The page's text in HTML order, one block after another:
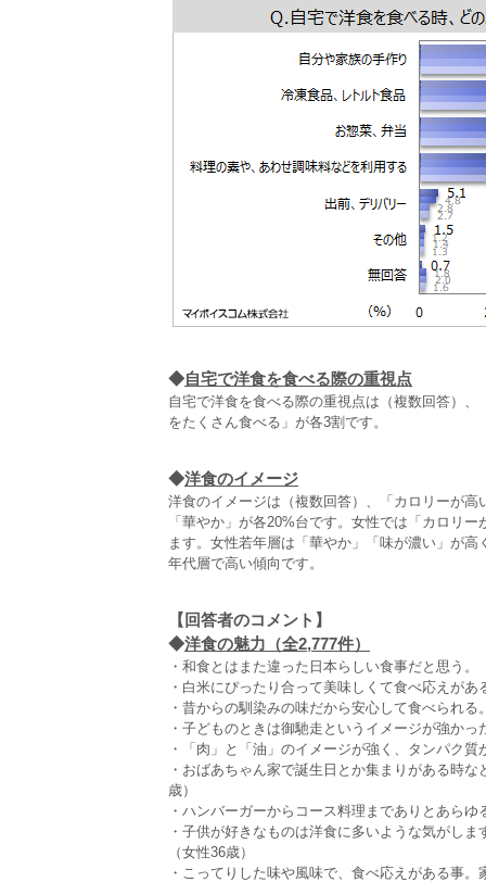
◆自宅で洋食を食べる際の重視点
自宅で洋食を食べる際の重視点は（複数回答）
をたくさん食べる」が各3割です。
◆洋食のイメージ
洋食のイメージは（複数回答）、「カロリーが
「華やか」が各20%台です。女性では「カロリ
ます。女性若年層は「華やか」「味が濃い」が
年代層で高い傾向です。
【回答者のコメント】
◆洋食の魅力（全2,777件）
・和食とはまた違った日本らしい食事だと思う。
・白米にぴったり合って美味しくて食べ応えがあ
・昔からの馴染みの味だから安心して食べられる
・子どものときは御馳走というイメージが強か
・「肉」と「油」のイメージが強く、タンパク
・おばあちゃん家で誕生日とか集まりがある時
歳）
・ハンバーガーからコース料理までありとあら
・子供が好きなものは洋食に多いような気がし
（女性36歳）
・こってりした味や風味で、食べ応えがある事